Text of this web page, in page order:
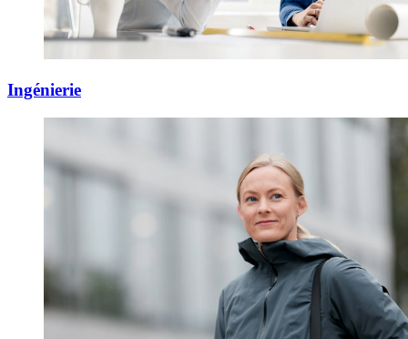
Ingénierie